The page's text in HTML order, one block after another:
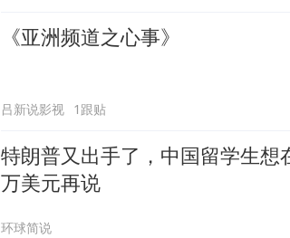
《亚洲频道之心事》
吕新说影视 1跟贴
特朗普又出手了，中国留学生想
万美元再说
环球简说